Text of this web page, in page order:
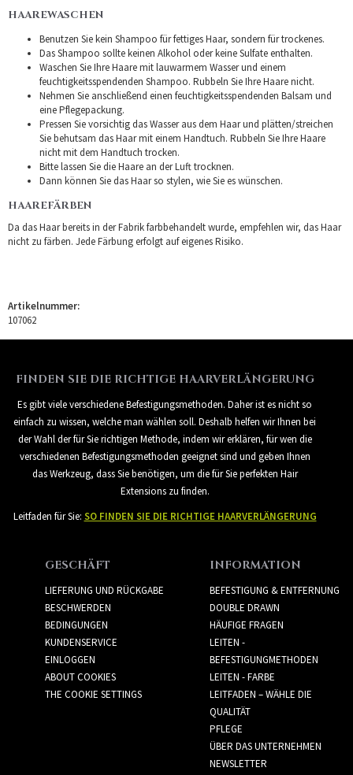
HAAREWASCHEN
Benutzen Sie kein Shampoo für fettiges Haar, sondern für trockenes.
Das Shampoo sollte keinen Alkohol oder keine Sulfate enthalten.
Waschen Sie Ihre Haare mit lauwarmem Wasser und einem
feuchtigkeitsspendenden Shampoo. Rubbeln Sie Ihre Haare nicht.
Nehmen Sie anschließend einen feuchtigkeitsspendenden Balsam und
eine Pflegepackung.
Pressen Sie vorsichtig das Wasser aus dem Haar und plätten/streichen
Sie behutsam das Haar mit einem Handtuch. Rubbeln Sie Ihre Haare
nicht mit dem Handtuch trocken.
Bitte lassen Sie die Haare an der Luft trocknen.
Dann können Sie das Haar so stylen, wie Sie es wünschen.
HAAREFÄRBEN
Da das Haar bereits in der Fabrik farbbehandelt wurde, empfehlen wir, das Haar
nicht zu färben. Jede Färbung erfolgt auf eigenes Risiko.
Artikelnummer:
107062
FINDEN SIE DIE RICHTIGE HAARVERLÄNGERUNG
Es gibt viele verschiedene Befestigungsmethoden. Daher ist es nicht so
einfach zu wissen, welche man wählen soll. Deshalb helfen wir Ihnen bei
der Wahl der für Sie richtigen Methode, indem wir erklären, für wen die
verschiedenen Befestigungsmethoden geeignet sind und geben Ihnen
das Werkzeug, dass Sie benötigen, um die für Sie perfekten Hair
Extensions zu finden.
Leitfaden für Sie: SO FINDEN SIE DIE RICHTIGE HAARVERLÄNGERUNG
GESCHÄFT
LIEFERUNG UND RÜCKGABE
BESCHWERDEN
BEDINGUNGEN
KUNDENSERVICE
EINLOGGEN
ABOUT COOKIES
THE COOKIE SETTINGS
INFORMATION
BEFESTIGUNG & ENTFERNUNG
DOUBLE DRAWN
HÄUFIGE FRAGEN
LEITEN -
BEFESTIGUNGMETHODEN
LEITEN - FARBE
LEITFADEN – WÄHLE DIE
QUALITÄT
PFLEGE
ÜBER DAS UNTERNEHMEN
NEWSLETTER